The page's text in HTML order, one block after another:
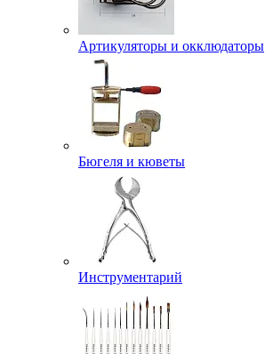
Артикуляторы и окклюдаторы
Бюгеля и кюветы
Инструментарий